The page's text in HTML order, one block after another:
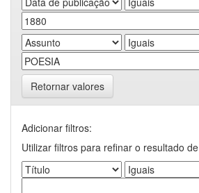
Retornar valores
Adicionar filtros:
Utilizar filtros para refinar o resultado